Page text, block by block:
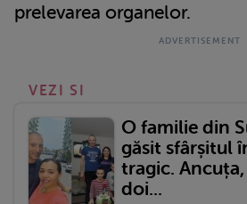
prelevarea organelor.
VEZI SI
O familie din
găsit sfârșitul
tragic.
doi...